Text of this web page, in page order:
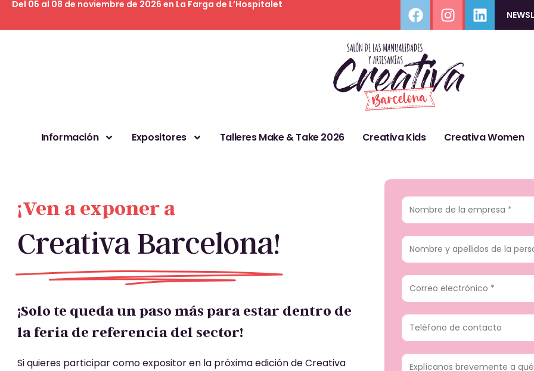
Del 05 al 08 de noviembre de 2026 en La Farga de L’Hospitalet
Información Expositores Talleres Make & Take 2026 Creativa Kids Creativa Women
¡Ven a exponer a
Creativa Barcelona!
¡Solo te queda un paso más para estar dentro de
la feria de referencia del sector!
Si quieres participar como expositor en la próxima edición de Creativa